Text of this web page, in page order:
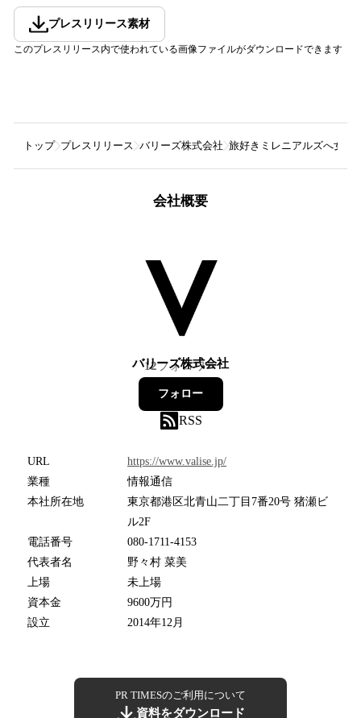
プレスリリース素材
このプレスリリース内で使われている画像ファイルがダウンロードできます
トップ プレスリリース バリーズ株式会社 旅好きミレニアルズへ女子
会社概要
バリーズ株式会社
12フォロワー
フォロー
RSS
URL
https://www.valise.jp/
業種
情報通信
本社所在地
東京都港区北青山二丁目7番20号 猪瀬ビ
ル2F
電話番号
080-1711-4153
代表者名
野々村 菜美
上場
未上場
資本金
9600万円
設立
2014年12月
PR TIMESのご利用について
資料をダウンロード